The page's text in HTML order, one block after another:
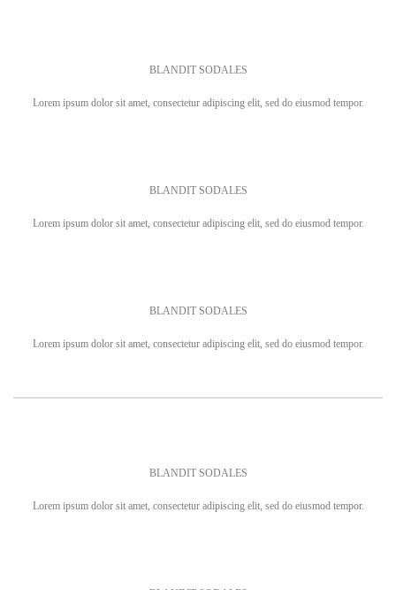
BLANDIT SODALES
Lorem ipsum dolor sit amet, consectetur adipiscing elit, sed do eiusmod tempor.
BLANDIT SODALES
Lorem ipsum dolor sit amet, consectetur adipiscing elit, sed do eiusmod tempor.
BLANDIT SODALES
Lorem ipsum dolor sit amet, consectetur adipiscing elit, sed do eiusmod tempor.
BLANDIT SODALES
Lorem ipsum dolor sit amet, consectetur adipiscing elit, sed do eiusmod tempor.